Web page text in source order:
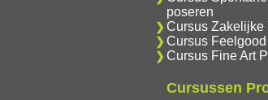
poseren
Cursus Zakelijke
Cursus
Cursus Fine Art
Cursussen